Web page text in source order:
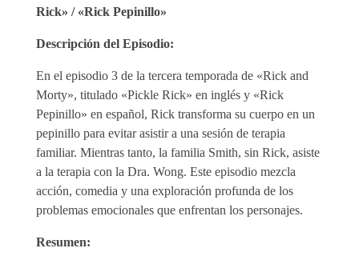
Rick» / «Rick Pepinillo»
Descripción del Episodio:
En el episodio 3 de la tercera temporada de «Rick and
Morty», titulado «Pickle Rick» en inglés y «Rick
Pepinillo» en español, Rick transforma su cuerpo en un
pepinillo para evitar asistir a una sesión de terapia
familiar. Mientras tanto, la familia Smith, sin Rick, asiste
a la terapia con la Dra. Wong. Este episodio mezcla
acción, comedia y una exploración profunda de los
problemas emocionales que enfrentan los personajes.
Resumen: